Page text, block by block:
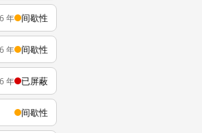
年 间歇性
年 间歇性
年 已屏蔽
间歇性